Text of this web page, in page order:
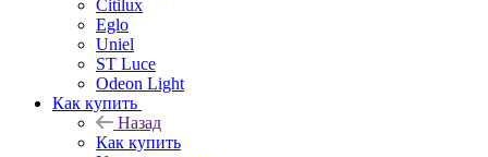
Citilux
Eglo
Uniel
ST Luce
Odeon Light
Как купить
Назад
Как купить